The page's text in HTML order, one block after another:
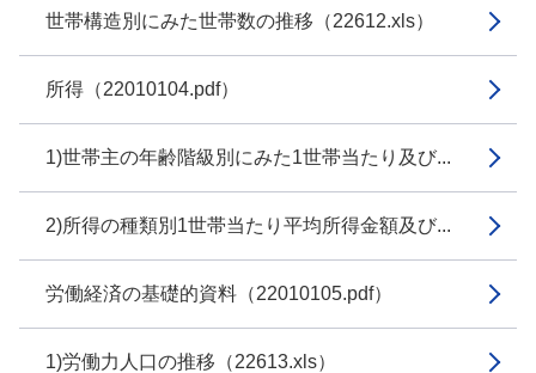
世帯構造別にみた世帯数の推移（22612.xls）
所得（22010104.pdf）
1)世帯主の年齢階級別にみた1世帯当たり及び...
2)所得の種類別1世帯当たり平均所得金額及び...
労働経済の基礎的資料（22010105.pdf）
1)労働力人口の推移（22613.xls）